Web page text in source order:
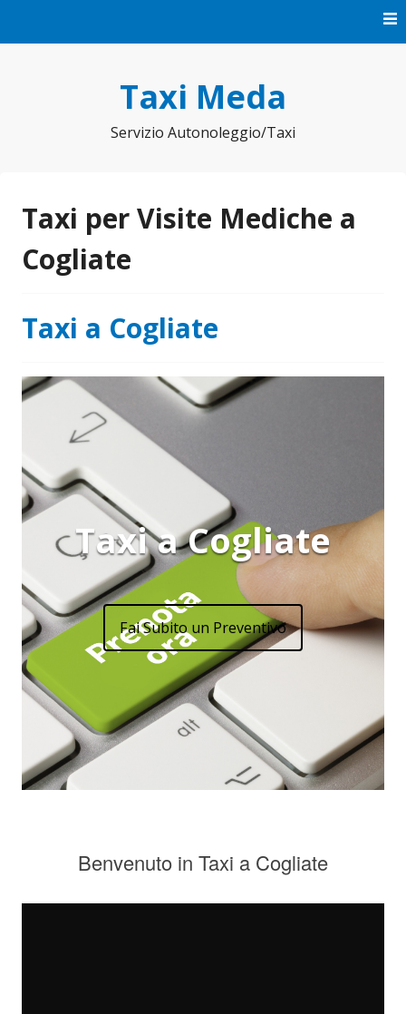
Taxi Meda
Servizio Autonoleggio/Taxi
Taxi per Visite Mediche a
Cogliate
Taxi a Cogliate
Taxi a Cogliate
Fai Subito un Preventivo
Benvenuto in Taxi a Cogliate